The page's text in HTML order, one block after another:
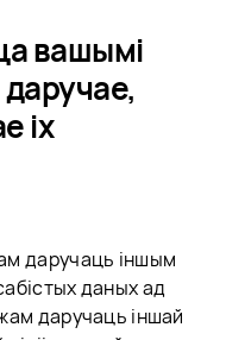
вашымі
іх
даручаць іншым
даных ад
даручаць іншай